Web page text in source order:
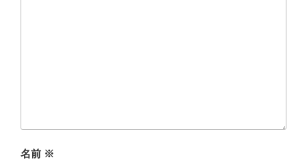
名前 ※